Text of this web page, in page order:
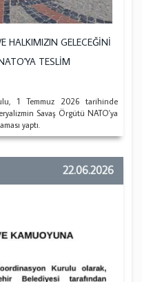
HALKIMIZIN GELECEĞİNİ
TESLİM
1 Temmuz 2026 tarihinde
Savaş Örgütü NATO'ya
yaptı.
22.06.2026